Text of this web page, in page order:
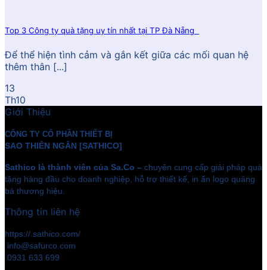
Top 3 Công ty quà tặng uy tín nhất tại TP Đà Nẵng
Để thể hiện tình cảm và gắn kết giữa các mối quan hệ
thêm thân [...]
13
Th10
Giới Thiệu
CÔNG TY CỔ PHẦN THIẾT BỊ
SAO THIÊN NGÂN [SATHICO]
Sathico là thành viên của Sa.Co – chuyên cung cấp giải pháp quà
tặng hàng đầu cho doanh nghiệp, hỗ trợ thiết kế, in ấn logo quảng
bá thương hiệu.
Thông tin liên hệ
https://.sathico.com/
info@safurco.com
0931 633 699